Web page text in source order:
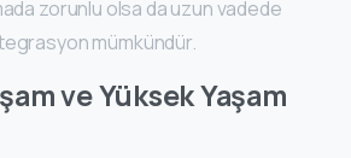
zorunlu olsa da uzun vadede
mümkündür.
ve Yüksek Yaşam